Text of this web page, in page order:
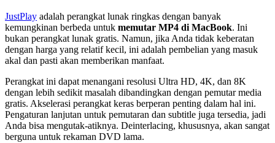
JustPlay adalah perangkat lunak ringkas dengan banyak
kemungkinan berbeda untuk memutar MP4 di MacBook. Ini
bukan perangkat lunak gratis. Namun, jika Anda tidak keberatan
dengan harga yang relatif kecil, ini adalah pembelian yang masuk
akal dan pasti akan memberikan manfaat.
Perangkat ini dapat menangani resolusi Ultra HD, 4K, dan 8K
dengan lebih sedikit masalah dibandingkan dengan pemutar media
gratis. Akselerasi perangkat keras berperan penting dalam hal ini.
Pengaturan lanjutan untuk pemutaran dan subtitle juga tersedia, jadi
Anda bisa mengutak-atiknya. Deinterlacing, khususnya, akan sangat
berguna untuk rekaman DVD lama.